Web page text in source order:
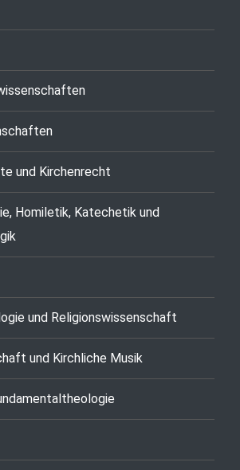
und Kirchenrecht
Homiletik, Katechetik und
und Religionswissenschaft
und Kirchliche Musik